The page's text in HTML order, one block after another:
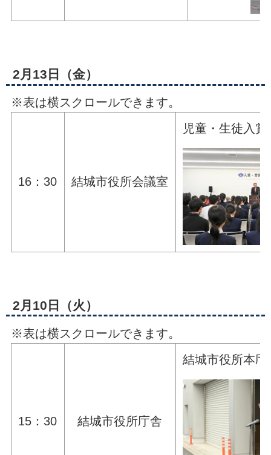
2月13日（金）
※表は横スクロールできます。
16：30 結城市役所会議室
児童・生徒入
2月10日（火）
※表は横スクロールできます。
15：30 結城市役所庁舎
結城市役所本